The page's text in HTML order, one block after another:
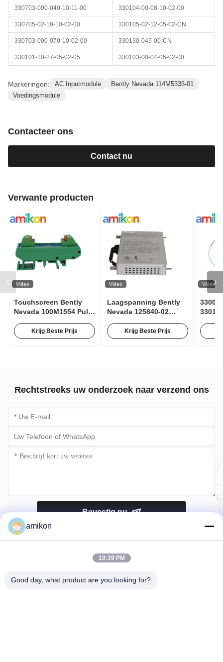
330703-000-040-10-11-00 330104-00-08-10-02-00
330705-02-18-10-02-00 330105-02-12-05-02-CN
330703-000-070-10-02-00 330130-045-00-CN
330101-10-27-05-02-05 330103-00-04-05-02-00
Markeringen: AC Inputmodule
Bently Nevada 114M5335-01
Voedingsmodule
Contacteer ons
Contact nu
Verwante producten
Video
Touchscreen Bently
Nevada 100M1554 Puls
Conditiebewaking
Krijg Beste Prijs
Video
Laagspanning Bently
Nevada 125840-02
ingangsmodule met 85
tot 264 Vac RMS
Krijg Beste Prijs
Video
3300
Rechtstreeks uw onderzoek naar verzend ons
Bevestig nu
amikon
10:39 PM
Good day, what product are you looking for?